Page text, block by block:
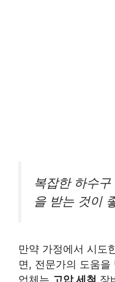
복잡한 하수
을 받는 것이
만약 가정에서 시도
면, 전문가의 도움
업체는 고압 세척 장